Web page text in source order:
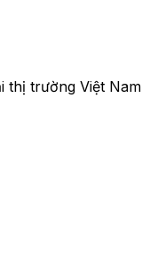
thị trường Việt Nam